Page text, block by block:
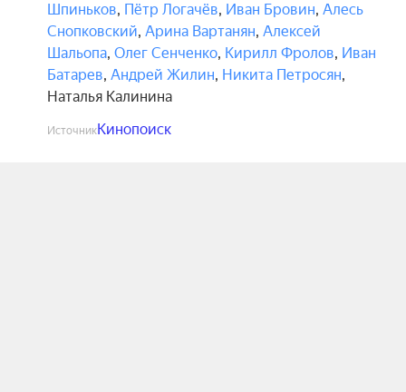
Шпиньков, Пётр Логачёв, Иван Бровин, Алесь
Снопковский, Арина Вартанян, Алексей
Шальопа, Олег Сенченко, Кирилл Фролов, Иван
Батарев, Андрей Жилин, Никита Петросян,
Наталья Калинина
ИсточникКинопоиск